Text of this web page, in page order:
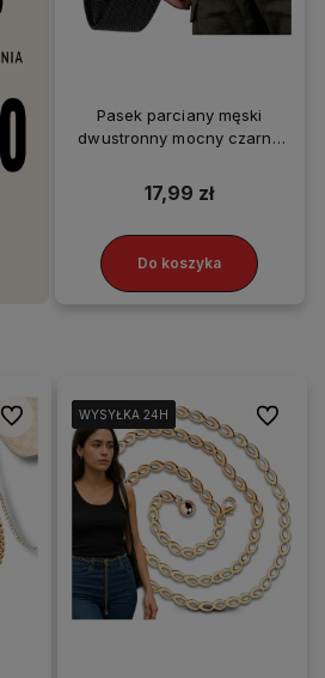
Pasek parciany męski
dwustronny mocny czarny
17,99 zł
Do koszyka
Do ulubionychWYSYŁKA 24H
WYSYŁKA 24H
WYSYŁKA 24H
WYSYŁKA 24H Do